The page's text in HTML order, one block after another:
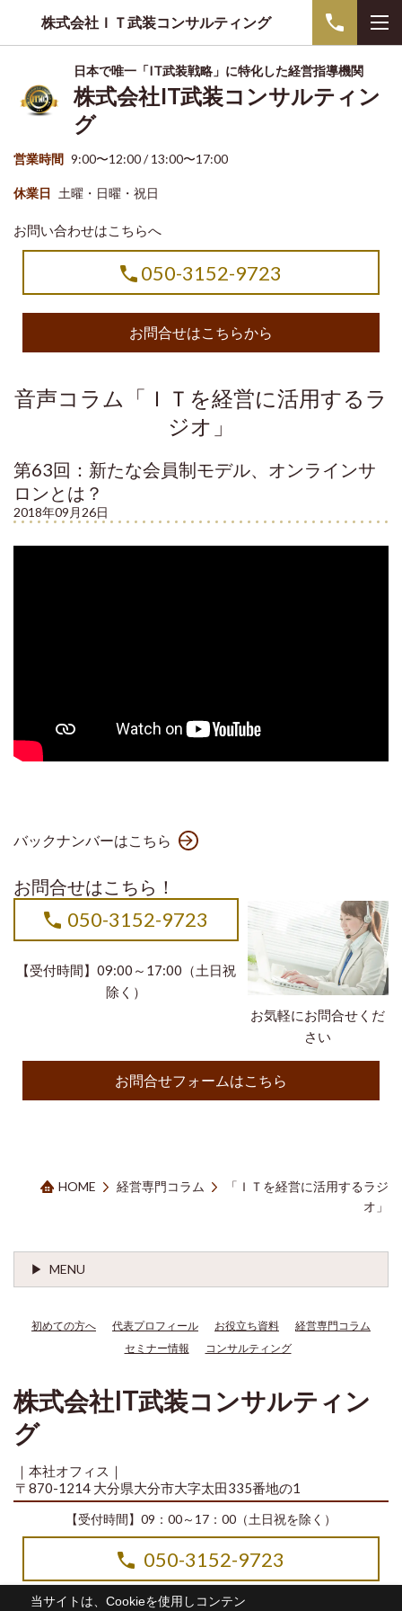
当サイトは、Cookieを使用しコンテン
株式会社ＩＴ武装コンサルティング
日本で唯一「IT武装戦略」に特化した経営指導機関
株式会社IT武装コンサルティン
グ
営業時間 9:00〜12:00 / 13:00〜17:00
休業日 土曜・日曜・祝日
お問い合わせはこちらへ
050-3152-9723
お問合せはこちらから
音声コラム「ＩＴを経営に活用するラ
ジオ」
第63回：新たな会員制モデル、オンラインサ
ロンとは？
2018年09月26日
バックナンバーはこちら
お問合せはこちら！
お気軽にお問合せくだ
さい
050-3152-9723
【受付時間】09:00～17:00（土日祝
除く）
お問合せフォームはこちら
HOME 経営専門コラム
「ＩＴを経営に活用するラジ
オ」
MENU
初めての方へ 代表プロフィール お役立ち資料
経営専門コラム
セミナー情報
コンサルティング
株式会社IT武装コンサルティン
グ
｜本社オフィス｜
〒870-1214 大分県大分市大字太田335番地の1
【受付時間】09：00～17：00（土日祝を除く）
050-3152-9723